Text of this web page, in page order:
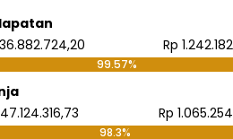
Rp
99.57%
Rp
98.3%